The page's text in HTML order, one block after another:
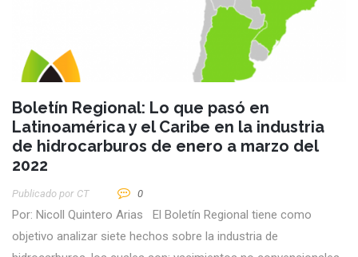
Boletín Regional: Lo que pasó en
Latinoamérica y el Caribe en la industria
de hidrocarburos de enero a marzo del
2022
Publicado por CT 0
Por: Nicoll Quintero Arias El Boletín Regional tiene como
objetivo analizar siete hechos sobre la industria de